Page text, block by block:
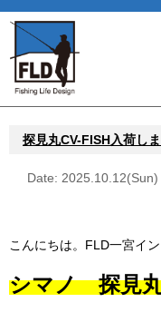
探見丸CV-FISH入荷しま
Date: 2025.10.12(Sun)
こんにちは。FLD一宮イン
シマノ 探見